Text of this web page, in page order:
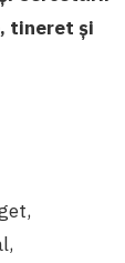
tineret și